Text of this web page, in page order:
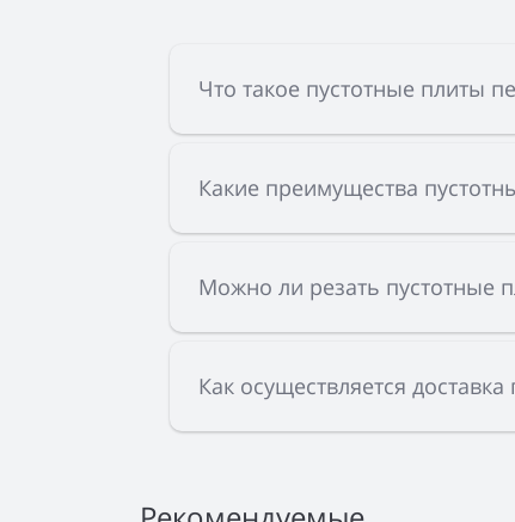
Что такое пустотные плиты
Какие преимущества
Можно ли резать пустотные
Как осуществляется